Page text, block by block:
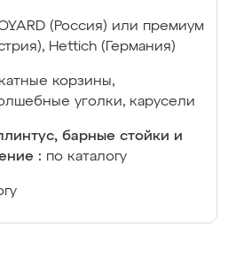
(Россия) или премиум
Hettich (Германия)
корзины,
уголки, карусели
барные стойки и
: по каталогу